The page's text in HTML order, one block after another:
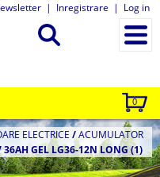
| Inregistrare | Log in
0
ELECTRICE /ACUMULATOR
36AH GEL LG36-12N LONG (1)